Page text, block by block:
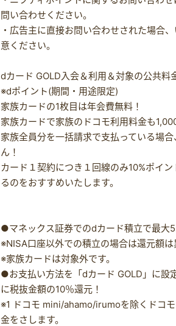
問い合わせください。
・広告主に直接お問い合わせされた場合
意ください。
dカード GOLD入会＆利用＆対象の公共料
※dポイント(期間・用途限定)
家族カードの1枚目は年会費無料！
家族カードで家族のドコモ利用料金も
家族全員分を一括請求で支払っている場
ん！
カード１契約につき１回線のみ10%ポイ
るのをおすすめいたします。
●マネックス証券でのdカード積立で最大
※NISA口座以外での積立の場合は還元額は
※家族カードは対象外です。
●お支払い方法を「dカード GOLD」に設
に税抜金額の10％還元！
※1 ドコモ mini/ahamo/irumoを除くドコ
金をさします。